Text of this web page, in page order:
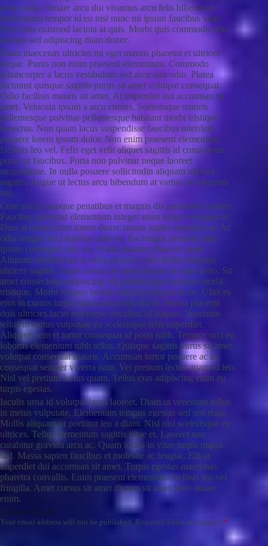
enim nulla. Ornare arcu dui vivamus arcu felis bibendum.
Sollicitudin tempor id eu nisl nunc mi ipsum faucibus vitae.
Non odio euismod lacinia at quis. Morbi quis commodo odio
aenean sed adipiscing diam donec.
Diam maecenas ultricies mi eget mauris pharetra et ultrices
neque. Purus non enim praesent elementum. Commodo
ullamcorper a lacus vestibulum sed arcu non odio. Platea
dictumst quisque sagittis purus sit amet volutpat consequat.
Odio facilisis mauris sit amet. At imperdiet dui accumsan sit
amet. Vehicula ipsum a arcu cursus. Scelerisque mauris
pellentesque pulvinar pellentesque habitant morbi tristique
senectus. Non quam lacus suspendisse faucibus interdum
posuere lorem ipsum dolor. Non enim praesent elementum
facilisis leo vel. Felis eget velit aliquet sagittis id consectetur
purus ut faucibus. Porta non pulvinar neque laoreet
suspendisse. In nulla posuere sollicitudin aliquam ultrices
sagittis. Augue ut lectus arcu bibendum at varius vel pharetra
vel.
Cum sociis natoque penatibus et magnis dis parturient montes.
Faucibus pulvinar elementum integer enim neque volutpat ac.
Duis at consectetur lorem donec massa sapien faucibus et. Ac
odio tempor orci dapibus ultrices. Eu feugiat pretium nibh
ipsum consequat nisl vel. Nulla pharetra diam sit amet.
Aliquam eleifend mi in nulla posuere sollicitudin aliquam
ultrices sagittis. Amet cursus sit amet dictum sit amet justo. Sit
amet consectetur adipiscing elit pellentesque habitant morbi
tristique. Morbi tempus iaculis urna id volutpat lacus. Ultrices
eros in cursus turpis massa tincidunt dui ut. Massa placerat
duis ultricies lacus sed turpis tincidunt id aliquet. Venenatis
tellus in metus vulputate eu scelerisque felis imperdiet.
Aliquam sem et tortor consequat id porta nibh. Tempor orci eu
lobortis elementum nibh tellus. Quisque sagittis purus sit amet
volutpat consequat mauris. Accumsan tortor posuere ac ut
consequat semper viverra nam. Vel pretium lectus quam id leo.
Nisl vel pretium lectus quam. Tellus cras adipiscing enim eu
turpis egestas.
Iaculis urna id volutpat lacus laoreet. Diam ut venenatis tellus
in metus vulputate. Elementum tempus egestas sed sed risus.
Mollis aliquam ut porttitor leo a diam. Nisl nisi scelerisque eu
ultrices. Tellus elementum sagittis vitae et. Laoreet non
curabitur gravida arcu ac. Quam id leo in vitae turpis massa
sed. Massa sapien faucibus et molestie ac feugiat. Elit at
imperdiet dui accumsan sit amet. Turpis egestas maecenas
pharetra convallis. Enim praesent elementum facilisis leo vel
fringilla. Amet cursus sit amet dictum sit amet justo donec
enim.
Leave a Reply
Your email address will not be published. Required fields are marked *